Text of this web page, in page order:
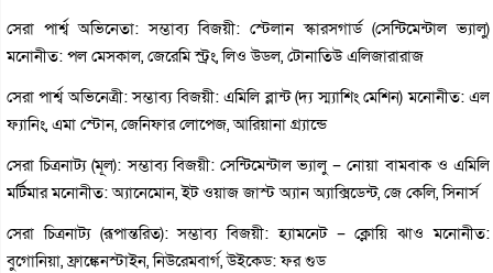
সেরা পার্শ্ব অভিনেতা: সম্ভাব্য বিজয়ী: স্টেলান স্কারসগার্ড (সেন্টিমেন্টাল ভ্যালু)
মনোনীত: পল মেসকাল, জেরেমি স্ট্রং, লিও উডল, টোনাতিউ এলিজারারাজ
সেরা পার্শ্ব অভিনেত্রী: সম্ভাব্য বিজয়ী: এমিলি ব্লান্ট (দ্য স্ম্যাশিং মেশিন) মনোনীত: এল
ফ্যানিং, এমা স্টোন, জেনিফার লোপেজ, আরিয়ানা গ্র্যান্ডে
সেরা চিত্রনাট্য (মূল): সম্ভাব্য বিজয়ী: সেন্টিমেন্টাল ভ্যালু – নোয়া বামবাক ও এমিলি
মর্টিমার মনোনীত: অ্যানেমোন, ইট ওয়াজ জাস্ট অ্যান অ্যাক্সিডেন্ট, জে কেলি, সিনার্স
সেরা চিত্রনাট্য (রূপান্তরিত): সম্ভাব্য বিজয়ী: হ্যামনেট – ক্লোয়ি ঝাও মনোনীত:
বুগোনিয়া, ফ্রাঙ্কেনস্টাইন, নিউরেমবার্গ, উইকেড: ফর গুড